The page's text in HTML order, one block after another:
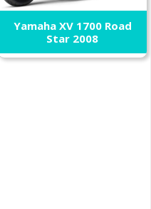
Yamaha XV 1700 Road
Star 2008